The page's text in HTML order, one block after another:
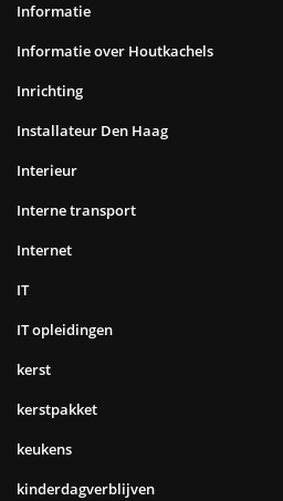
Informatie
Informatie over Houtkachels
Inrichting
Installateur Den Haag
Interieur
Interne transport
Internet
IT
IT opleidingen
kerst
kerstpakket
keukens
kinderdagverblijven